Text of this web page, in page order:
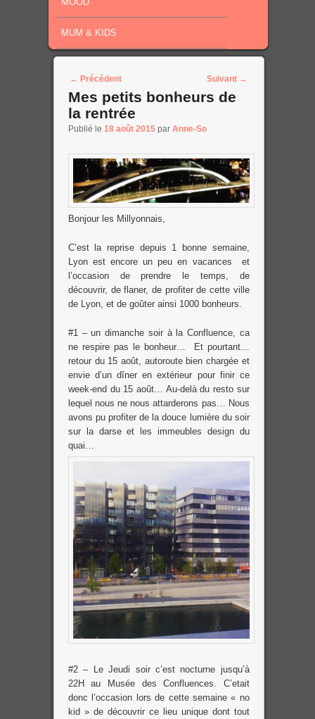
MUM & KIDS
Post navigation
← Précédent Suivant →
Mes petits bonheurs de
la rentrée
Publié le 18 août 2015 par Anne-So
Bonjour les Millyonnais,
C’est la reprise depuis 1 bonne semaine,
Lyon est encore un peu en vacances et
l’occasion de prendre le temps, de
découvrir, de flaner, de profiter de cette ville
de Lyon, et de goûter ainsi 1000 bonheurs.
#1 – un dimanche soir à la Confluence, ca
ne respire pas le bonheur… Et pourtant…
retour du 15 août, autoroute bien chargée et
envie d’un dîner en extérieur pour finir ce
week-end du 15 août… Au-delà du resto sur
lequel nous ne nous attarderons pas… Nous
avons pu profiter de la douce lumière du soir
sur la darse et les immeubles design du
quai…
#2 – Le Jeudi soir c’est nocturne jusqu’à
22H au Musée des Confluences. C’etait
donc l’occasion lors de cette semaine « no
kid » de découvrir ce lieu unique dont tout